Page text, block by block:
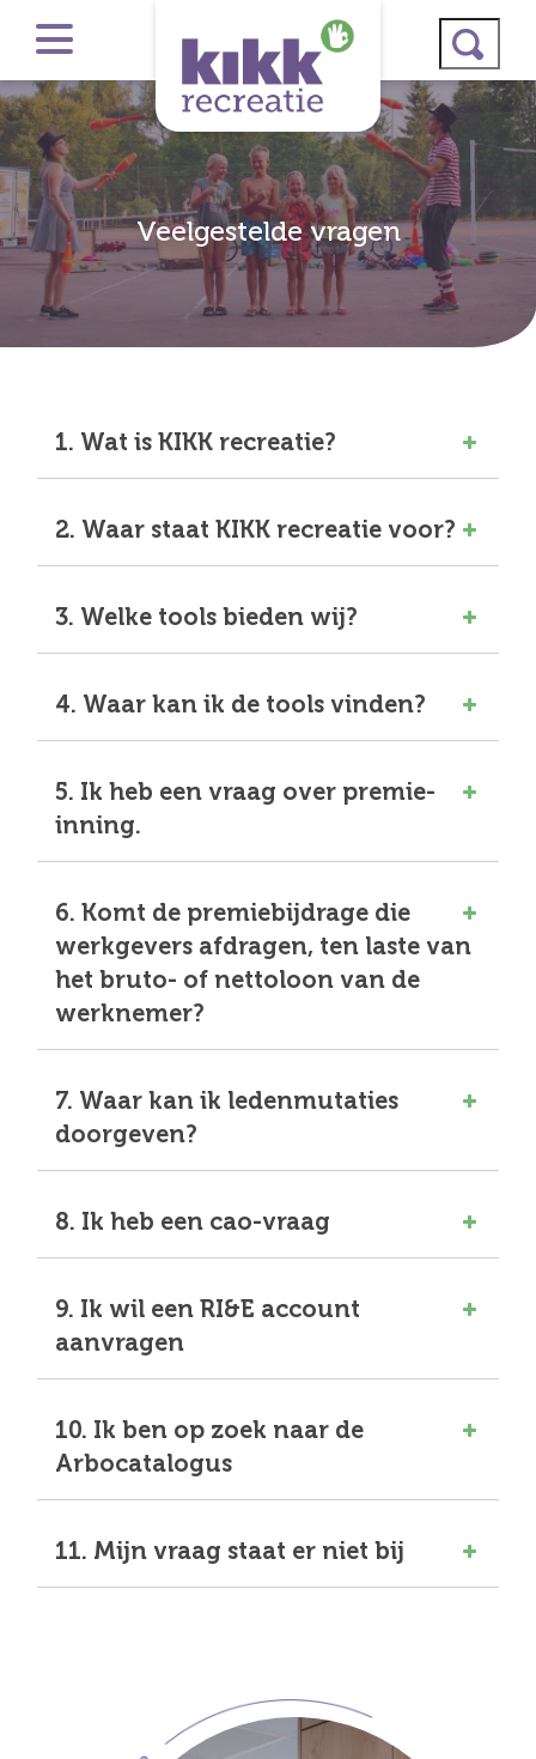
Veelgestelde vragen
1. Wat is KIKK recreatie?
2. Waar staat KIKK recreatie voor?
3. Welke tools bieden wij?
4. Waar kan ik de tools vinden?
5. Ik heb een vraag over premie-
inning.
6. Komt de premiebijdrage die
werkgevers afdragen, ten laste van
het bruto- of nettoloon van de
werknemer?
7. Waar kan ik ledenmutaties
doorgeven?
8. Ik heb een cao-vraag
9. Ik wil een RI&E account
aanvragen
10. Ik ben op zoek naar de
Arbocatalogus
11. Mijn vraag staat er niet bij